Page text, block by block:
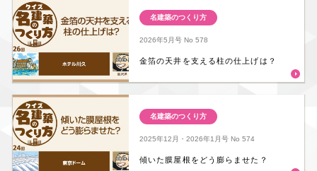
名建築のつくり方
2026年5月号No 578
金箔の天井を支える柱の仕上げは？
名建築のつくり方
2025年12月・2026年1月号No 574
傾いた膜屋根をどう膨らませた？